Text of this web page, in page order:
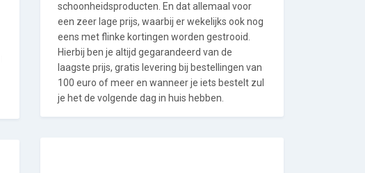
schoonheidsproducten. En dat allemaal voor
een zeer lage prijs, waarbij er wekelijks ook nog
eens met flinke kortingen worden gestrooid.
Hierbij ben je altijd gegarandeerd van de
laagste prijs, gratis levering bij bestellingen van
100 euro of meer en wanneer je iets bestelt zul
je het de volgende dag in huis hebben.